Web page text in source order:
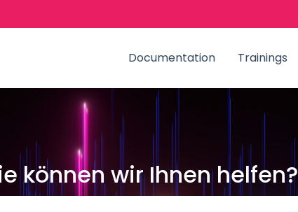
anzeigen
Documentation Trainings
können wir Ihnen helfen?